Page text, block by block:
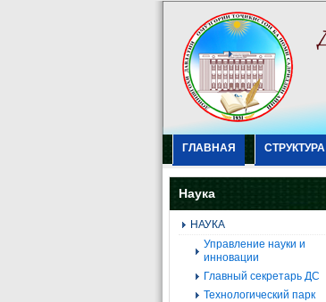
ГЛАВНАЯ СТРУКТУРА
Наука
НАУКА
Управление науки и
инновации
Главный секретарь ДС
Технологический парк